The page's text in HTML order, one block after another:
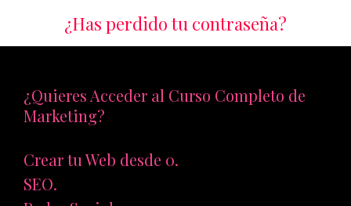
¿Has perdido tu contraseña?
¿Quieres Acceder al Curso Completo de
Marketing?
Crear tu Web desde 0.
SEO.